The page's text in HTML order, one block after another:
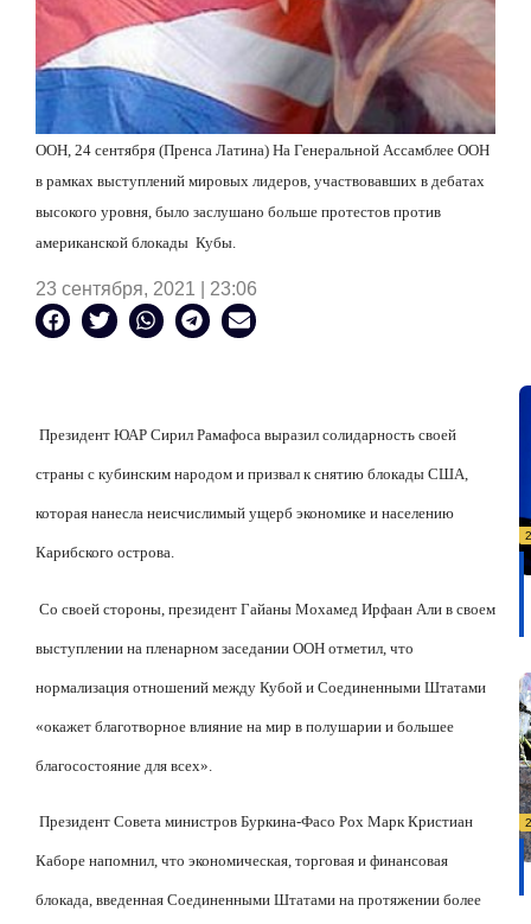
ООН, 24 сентября (Пренса Латина) На Генеральной Ассамблее ООН
в рамках выступлений мировых лидеров, участвовавших в дебатах
высокого уровня, было заслушано больше протестов против
американской блокады Кубы.
23 сентября, 2021 | 23:06
Президент ЮАР Сирил Рамафоса выразил солидарность своей
страны с кубинским народом и призвал к снятию блокады США,
которая нанесла неисчислимый ущерб экономике и населению
Карибского острова.
Со своей стороны, президент Гайаны Мохамед Ирфаан Али в своем
выступлении на пленарном заседании ООН отметил, что
нормализация отношений между Кубой и Соединенными Штатами
«окажет благотворное влияние на мир в полушарии и большее
благосостояние для всех».
Президент Совета министров Буркина-Фасо Рох Марк Кристиан
Каборе напомнил, что экономическая, торговая и финансовая
блокада, введенная Соединенными Штатами на протяжении более